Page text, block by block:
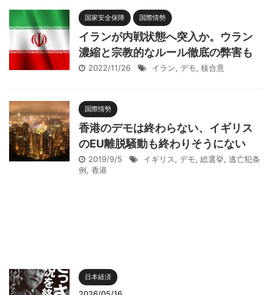
国家安全保障 国際情勢
イランが内戦状態へ突入か。ウラン
濃縮と宗教的なルール徹底の弊害も
2022/11/26 イラン, デモ, 核合意
国際情勢
香港のデモは終わらない、イギリス
のEU離脱騒動も終わりそうにない
2019/9/5 イギリス, デモ, 総選挙, 逃亡犯条
例, 香港
日本経済